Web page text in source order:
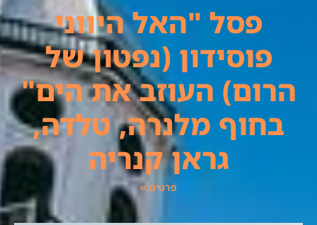
פסל "האל היווני
פוסידון (נפטון של
הרום) העוזב את הים"
בחוף מלנרה, טלדה,
גראן קנריה
פרטים »